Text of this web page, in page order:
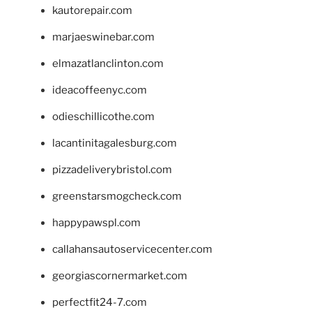
kautorepair.com
marjaeswinebar.com
elmazatlanclinton.com
ideacoffeenyc.com
odieschillicothe.com
lacantinitagalesburg.com
pizzadeliverybristol.com
greenstarsmogcheck.com
happypawspl.com
callahansautoservicecenter.com
georgiascornermarket.com
perfectfit24-7.com